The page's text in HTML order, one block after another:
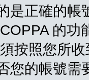
是正確的
的
按照您所
您的帳號